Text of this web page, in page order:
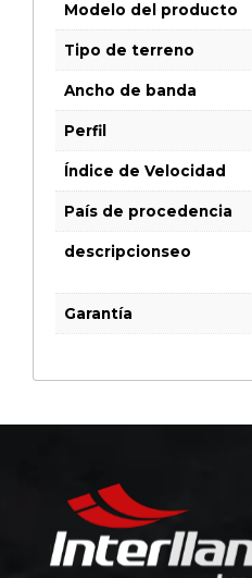
Modelo del producto
Tipo de terreno
Ancho de banda
Perfil
Índice de Velocidad
País de procedencia
descripcionseo
Garantía